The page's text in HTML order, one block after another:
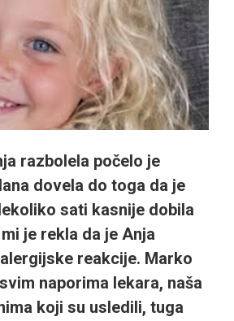
razbolela počelo je
dovela do toga da je
sati kasnije dobila
je rekla da je Anja
reakcije. Marko
naporima lekara, naša
koji su usledili, tuga